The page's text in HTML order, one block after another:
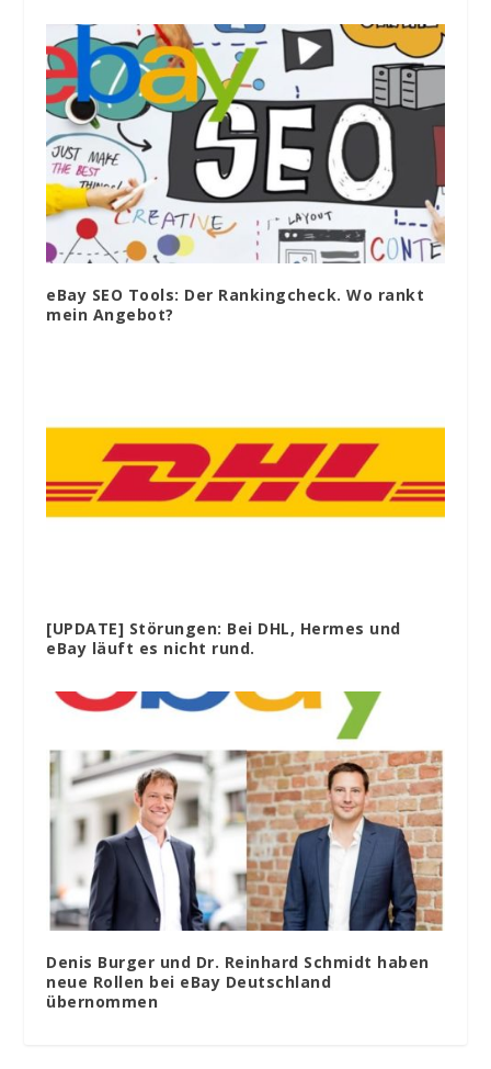
eBay SEO Tools: Der Rankingcheck. Wo rankt
mein Angebot?
[UPDATE] Störungen: Bei DHL, Hermes und
eBay läuft es nicht rund.
Denis Burger und Dr. Reinhard Schmidt haben
neue Rollen bei eBay Deutschland
übernommen